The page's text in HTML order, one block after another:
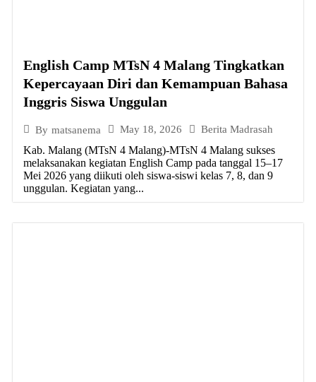
English Camp MTsN 4 Malang Tingkatkan
Kepercayaan Diri dan Kemampuan Bahasa
Inggris Siswa Unggulan
By matsanema May 18, 2026 Berita Madrasah
Kab. Malang (MTsN 4 Malang)-MTsN 4 Malang sukses
melaksanakan kegiatan English Camp pada tanggal 15–17
Mei 2026 yang diikuti oleh siswa-siswi kelas 7, 8, dan 9
unggulan. Kegiatan yang...